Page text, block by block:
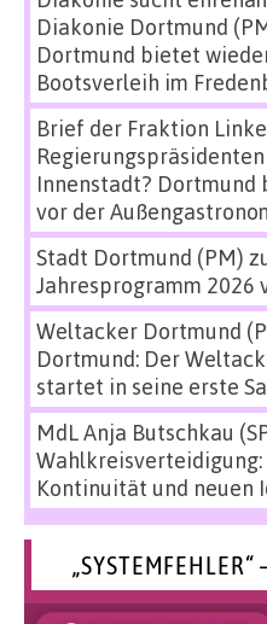
Diakonie Dortmund
Dortmund bietet
Bootsverleih im
Brief der Fraktion
Regierungspräsidenten
Innenstadt?
vor der
Stadt Dortmund (PM)
Jahresprogramm 2026
Weltacker Dortmund
Dortmund: Der
startet in seine erste
MdL Anja Butschkau
Wahlkreisverteidigung:
Kontinuität und neuen